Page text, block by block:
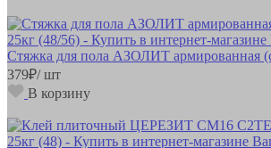
Стяжка для пола АЗОЛИТ армированная
379₽/ шт
В корзину